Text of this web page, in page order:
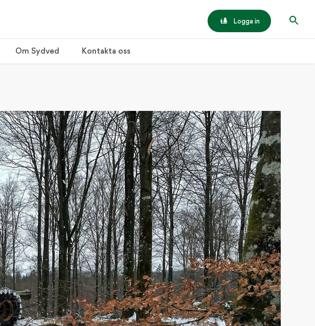
Logga in
Om Sydved Kontakta oss